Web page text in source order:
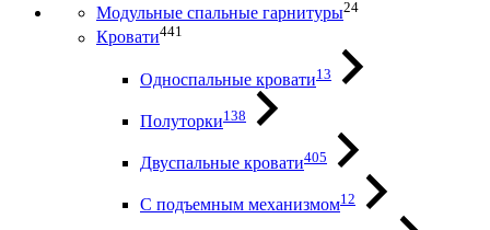
Модульные спальные гарнитуры24
Кровати441
Односпальные кровати13
Полуторки138
Двуспальные кровати405
С подъемным механизмом12